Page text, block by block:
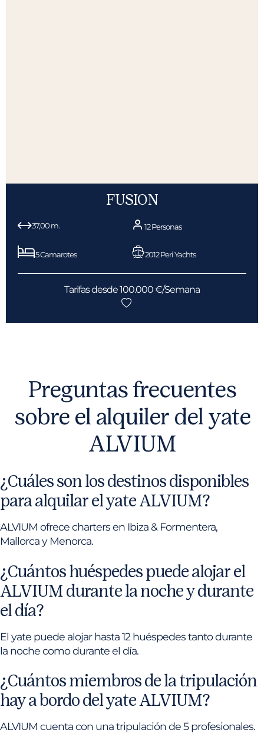
FUSION
37,00 m. 12 Personas
5 Camarotes 2012 Peri Yachts
Tarifas desde 100.000 €/Semana
Preguntas frecuentes
sobre el alquiler del yate
ALVIUM
¿Cuáles son los destinos disponibles
para alquilar el yate ALVIUM?
ALVIUM ofrece charters en Ibiza & Formentera,
Mallorca y Menorca.
¿Cuántos huéspedes puede alojar el
ALVIUM durante la noche y durante
el día?
El yate puede alojar hasta 12 huéspedes tanto durante
la noche como durante el día.
¿Cuántos miembros de la tripulación
hay a bordo del yate ALVIUM?
ALVIUM cuenta con una tripulación de 5 profesionales.